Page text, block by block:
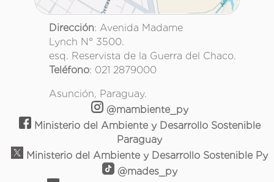
Dirección: Avenida Madame
Lynch N° 3500.
esq. Reservista de la Guerra del Chaco.
Teléfono: 021 2879000
Asunción, Paraguay.
@mambiente_py
Ministerio del Ambiente y Desarrollo Sostenible
Paraguay
Ministerio del Ambiente y Desarrollo Sostenible Py
@mades_py